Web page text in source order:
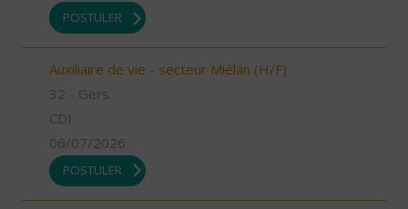
POSTULER
Auxiliaire de vie - secteur Miélan (H/F)
32 - Gers
CDI
06/07/2026
POSTULER